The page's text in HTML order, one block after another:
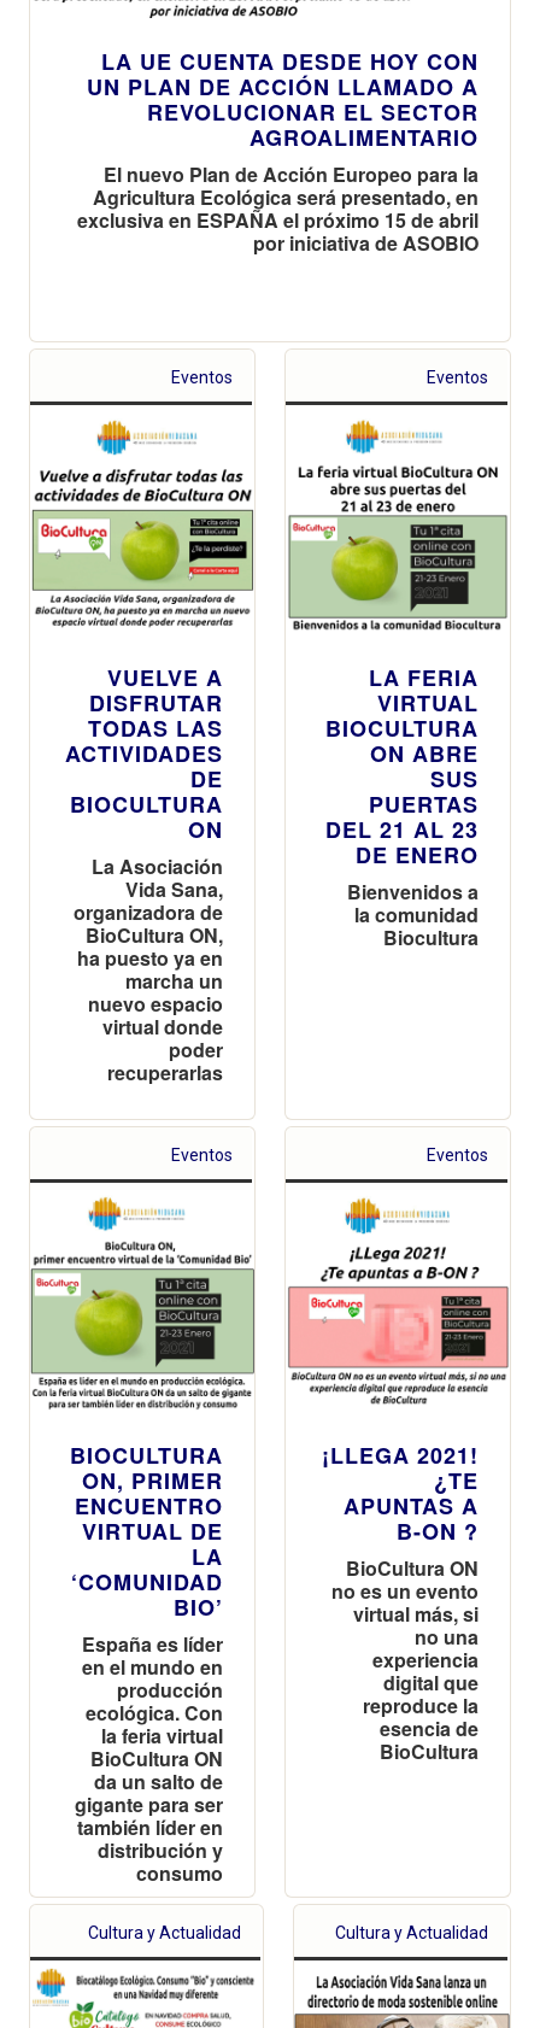
LA UE CUENTA DESDE HOY CON
UN PLAN DE ACCIÓN LLAMADO A
REVOLUCIONAR EL SECTOR
AGROALIMENTARIO
El nuevo Plan de Acción Europeo para la
Agricultura Ecológica será presentado, en
exclusiva en ESPAÑA el próximo 15 de abril
por iniciativa de ASOBIO
Eventos
VUELVE A
DISFRUTAR
TODAS LAS
ACTIVIDADES
DE
BIOCULTURA
ON
La Asociación
Vida Sana,
organizadora de
BioCultura ON,
ha puesto ya en
marcha un
nuevo espacio
virtual donde
poder
recuperarlas
Eventos
LA FERIA
VIRTUAL
BIOCULTURA
ON ABRE
SUS
PUERTAS
DEL 21 AL 23
DE ENERO
Bienvenidos a
la comunidad
Biocultura
Eventos
BIOCULTURA
ON, PRIMER
ENCUENTRO
VIRTUAL DE
LA
‘COMUNIDAD
BIO’
España es líder
en el mundo en
producción
ecológica. Con
la feria virtual
BioCultura ON
da un salto de
gigante para ser
también líder en
distribución y
consumo
Eventos
¡LLEGA 2021!
¿TE
APUNTAS A
B-ON ?
BioCultura ON
no es un evento
virtual más, si
no una
experiencia
digital que
reproduce la
esencia de
BioCultura
Cultura y Actualidad Cultura y Actualidad